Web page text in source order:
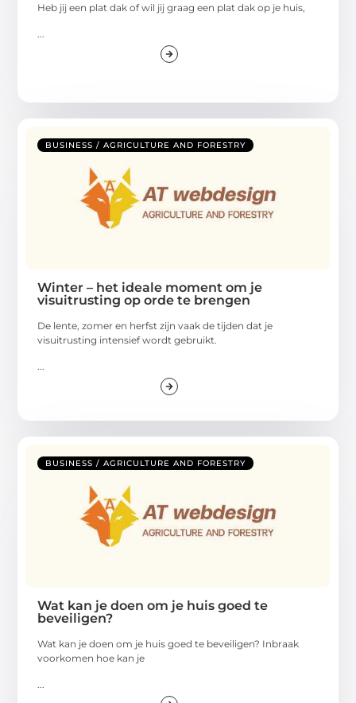
Heb jij een plat dak of wil jij graag een plat dak op je huis,
BUSINESS / AGRICULTURE AND FORESTRY
Winter – het ideale moment om je
visuitrusting op orde te brengen
De lente, zomer en herfst zijn vaak de tijden dat je
visuitrusting intensief wordt gebruikt.
BUSINESS / AGRICULTURE AND FORESTRY
Wat kan je doen om je huis goed te
beveiligen?
Wat kan je doen om je huis goed te beveiligen? Inbraak
voorkomen hoe kan je